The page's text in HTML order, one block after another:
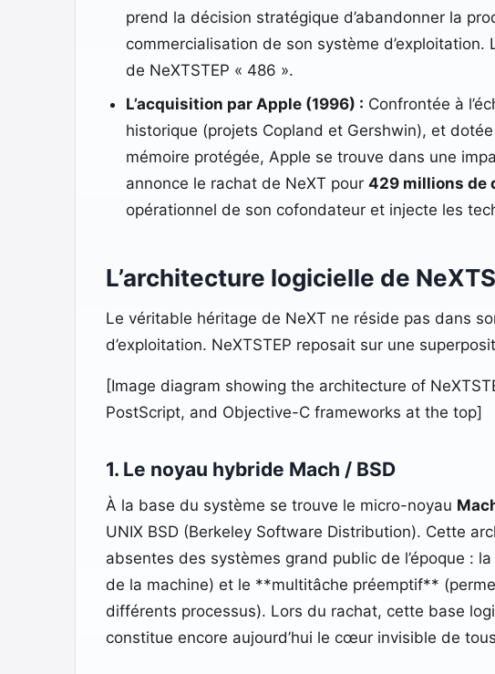
prend la décision stratégique d’abandonner la
commercialisation de son système
de NeXTSTEP « 486 ».
L’acquisition par Apple (1996) : Confrontée à
historique (projets Copland et Gershwin), et
mémoire protégée, Apple se trouve dans une
annonce le rachat de NeXT pour 429 millions de
opérationnel de son cofondateur et injecte les
L’architecture logicielle de
Le véritable héritage de NeXT ne réside pas dans
d’exploitation. NeXTSTEP reposait sur une
[Image diagram showing the architecture of
PostScript, and Objective-C frameworks at the top]
1. Le noyau hybride Mach / BSD
À la base du système se trouve le micro-noyau
UNIX BSD (Berkeley Software Distribution). Cette
absentes des systèmes grand public de l’époque :
de la machine) et le **multitâche préemptif**
différents processus). Lors du rachat, cette base
constitue encore aujourd’hui le cœur invisible de